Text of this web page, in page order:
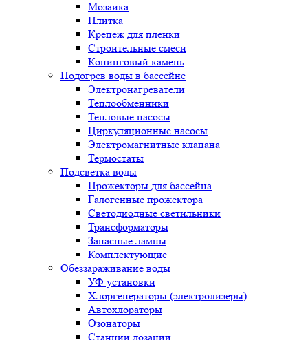
Мозаика
Плитка
Крепеж для пленки
Строительные смеси
Копинговый камень
Подогрев воды в бассейне
Электронагреватели
Теплообменники
Тепловые насосы
Циркуляционные насосы
Электромагнитные клапана
Термостаты
Подсветка воды
Прожекторы для бассейна
Галогенные прожектора
Светодиодные светильники
Трансформаторы
Запасные лампы
Комплектующие
Обеззараживание воды
УФ установки
Хлоргенераторы (электролизеры)
Автохлораторы
Озонаторы
Станции дозации